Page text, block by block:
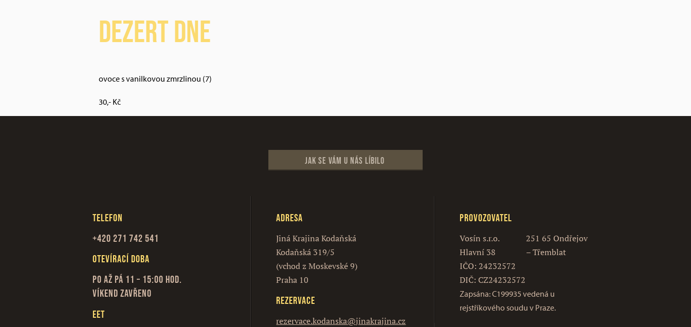
Dezert dne
ovoce s vanilkovou zmrzlinou (7)
30,- Kč
Jak se vám u nás líbilo
Telefon
+420 271 742 541
Otevírací doba
Po až Pá 11 – 15:00 hod.
Víkend zavřeno
EET
Adresa
Jiná Krajina Kodaňská
Kodaňská 319/5
(vchod z Moskevské 9)
Praha 10
Rezervace
rezervace.kodanska@jinakrajina.cz
Provozovatel
Vosín s.r.o.
Hlavní 38
251 65 Ondřejov
– Třemblat
IČO: 24232572
DIČ: CZ24232572
Zapsána: C199935 vedená u
rejstříkového soudu v Praze.